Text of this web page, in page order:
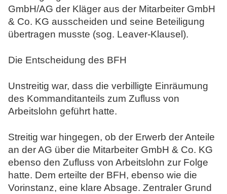
GmbH/AG der Kläger aus der Mitarbeiter GmbH
& Co. KG ausscheiden und seine Beteiligung
übertragen musste (sog. Leaver-Klausel).
Die Entscheidung des BFH
Unstreitig war, dass die verbilligte Einräumung
des Kommanditanteils zum Zufluss von
Arbeitslohn geführt hatte.
Streitig war hingegen, ob der Erwerb der Anteile
an der AG über die Mitarbeiter GmbH & Co. KG
ebenso den Zufluss von Arbeitslohn zur Folge
hatte. Dem erteilte der BFH, ebenso wie die
Vorinstanz, eine klare Absage. Zentraler Grund